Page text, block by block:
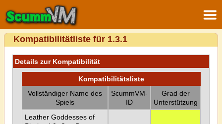
Kompatibilitätliste für 1.3.1
Details zur Kompatibilität
Kompatibilitätsliste
Vollständiger Name des
Spiels
ScummVM-
ID
Grad der
Unterstützung
Leather Goddesses of